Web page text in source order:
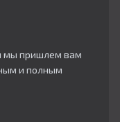
мы пришлем вам
и полным